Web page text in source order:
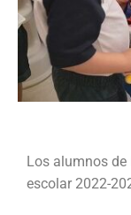
Los alumnos de
escolar 2022-